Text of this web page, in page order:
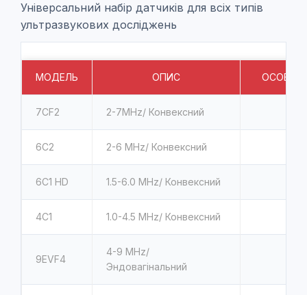
Універсальний набір датчиків для всіх типів
ультразвукових досліджень
МОДЕЛЬ ОПИС
7CF2 2-7MHz/ Конвексний
6С2 2-6 MHz/ Конвексний
6С1 HD 1.5-6.0 MHz/ Конвексний
4C1 1.0-4.5 MHz/ Конвексний
9EVF4
4-9 MHz/
Эндовагінальний